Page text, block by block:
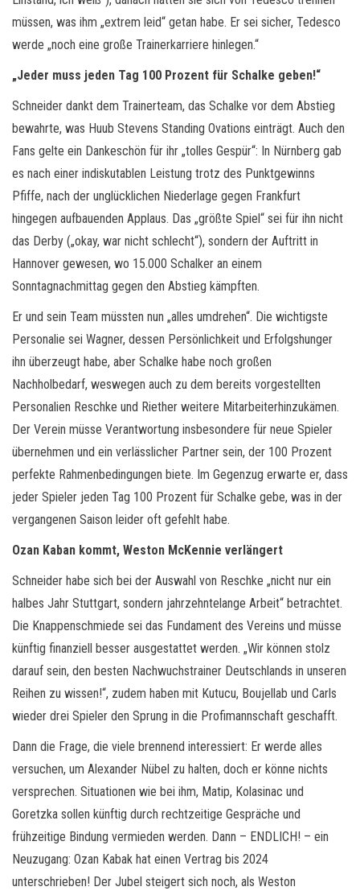
müssen, was ihm „extrem leid“ getan habe. Er sei sicher, Tedesco
werde „noch eine große Trainerkarriere hinlegen.“
„Jeder muss jeden Tag 100 Prozent für Schalke geben!“
Schneider dankt dem Trainerteam, das Schalke vor dem Abstieg
bewahrte, was Huub Stevens Standing Ovations einträgt. Auch den
Fans gelte ein Dankeschön für ihr „tolles Gespür“: In Nürnberg gab
es nach einer indiskutablen Leistung trotz des Punktgewinns
Pfiffe, nach der unglücklichen Niederlage gegen Frankfurt
hingegen aufbauenden Applaus. Das „größte Spiel“ sei für ihn nicht
das Derby („okay, war nicht schlecht“), sondern der Auftritt in
Hannover gewesen, wo 15.000 Schalker an einem
Sonntagnachmittag gegen den Abstieg kämpften.
Er und sein Team müssten nun „alles umdrehen“. Die wichtigste
Personalie sei Wagner, dessen Persönlichkeit und Erfolgshunger
ihn überzeugt habe, aber Schalke habe noch großen
Nachholbedarf, weswegen auch zu dem bereits vorgestellten
Personalien Reschke und Riether weitere Mitarbeiterhinzukämen.
Der Verein müsse Verantwortung insbesondere für neue Spieler
übernehmen und ein verlässlicher Partner sein, der 100 Prozent
perfekte Rahmenbedingungen biete. Im Gegenzug erwarte er, dass
jeder Spieler jeden Tag 100 Prozent für Schalke gebe, was in der
vergangenen Saison leider oft gefehlt habe.
Ozan Kaban kommt, Weston McKennie verlängert
Schneider habe sich bei der Auswahl von Reschke „nicht nur ein
halbes Jahr Stuttgart, sondern jahrzehntelange Arbeit“ betrachtet.
Die Knappenschmiede sei das Fundament des Vereins und müsse
künftig finanziell besser ausgestattet werden. „Wir können stolz
darauf sein, den besten Nachwuchstrainer Deutschlands in unseren
Reihen zu wissen!“, zudem haben mit Kutucu, Boujellab und Carls
wieder drei Spieler den Sprung in die Profimannschaft geschafft.
Dann die Frage, die viele brennend interessiert: Er werde alles
versuchen, um Alexander Nübel zu halten, doch er könne nichts
versprechen. Situationen wie bei ihm, Matip, Kolasinac und
Goretzka sollen künftig durch rechtzeitige Gespräche und
frühzeitige Bindung vermieden werden. Dann – ENDLICH! – ein
Neuzugang: Ozan Kabak hat einen Vertrag bis 2024
unterschrieben! Der Jubel steigert sich noch, als Weston